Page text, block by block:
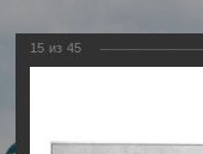
15 из 45